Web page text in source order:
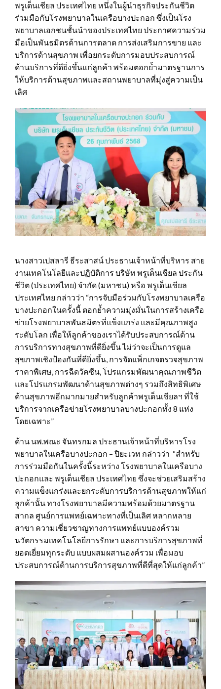
พรูเด็นเชียล ประเทศไทย หนึ่งในผู้นำธุรกิจประกันชีวิต
ร่วมมือกับโรงพยาบาลในเครือบางปะกอก ซึ่งเป็นโรง
พยาบาลเอกชนชั้นนำของประเทศไทย ประกาศความร่วม
มือเป็นพันธมิตรด้านการตลาด การส่งเสริมการขาย และ
บริการด้านสุขภาพ เพื่อยกระดับการมอบประสบการณ์
ด้านบริการที่ดียิ่งขึ้นแก่ลูกค้า พร้อมตอกย้ำมาตรฐานการ
ให้บริการด้านสุขภาพและสถานพยาบาลที่มุ่งสู่ความเป็น
เลิศ
นางสาวเปสลารี ธีระสาสน์ ประธานเจ้าหน้าที่บริหาร สาย
งานเทคโนโลยีและปฏิบัติการ บริษัท พรูเด็นเชียล ประกัน
ชีวิต (ประเทศไทย) จำกัด (มหาชน) หรือ พรูเด็นเชียล
ประเทศไทย กล่าวว่า “การจับมือร่วมกับโรงพยาบาลเครือ
บางปะกอกในครั้งนี้ ตอกย้ำความมุ่งมั่นในการสร้างเครือ
ข่ายโรงพยาบาลพันธมิตรที่แข็งแกร่ง และมีคุณภาพสูง
ระดับโลก เพื่อให้ลูกค้าของเราได้รับประสบการณ์ด้าน
การบริการทางสุขภาพที่ดียิ่งขึ้น ไม่ว่าจะเป็นการดูแล
สุขภาพเชิงป้องกันที่ดียิ่งขึ้น, การจัดแพ็กเกจตรวจสุขภาพ
ราคาพิเศษ, การฉีดวัคซีน, โปรแกรมพัฒนาคุณภาพชีวิต
และโปรแกรมพัฒนาด้านสุขภาพต่างๆ รวมถึงสิทธิพิเศษ
ด้านสุขภาพอีกมากมายสำหรับลูกค้าพรูเด็นเชียลฯ ที่ใช้
บริการจากเครือข่ายโรงพยาบาลบางปะกอกทั้ง 8 แห่ง
โดยเฉพาะ”
ด้าน นพ.พณะ จันทรกมล ประธานเจ้าหน้าที่บริหารโรง
พยาบาลในเครือบางปะกอก – ปิยะเวท กล่าวว่า “สำหรับ
การร่วมมือกันในครั้งนี้ระหว่าง โรงพยาบาลในเครือบาง
ปะกอกและ พรูเด็นเชียล ประเทศไทย ซึ่งจะช่วยเสริมสร้าง
ความแข็งแกร่งและยกระดับการบริการด้านสุขภาพให้แก่
ลูกค้านั้น ทางโรงพยาบาลมีความพร้อมด้วยมาตรฐาน
สากล ศูนย์การแพทย์เฉพาะทางที่เป็นเลิศ หลากหลาย
สาขา ความเชี่ยวชาญทางการแพทย์แบบองค์รวม
นวัตกรรมเทคโนโลยีการรักษา และการบริการสุขภาพที่
ยอดเยี่ยมทุกระดับ แบบผสมผสานองค์รวม เพื่อมอบ
ประสบการณ์ด้านการบริการสุขภาพที่ดีที่สุดให้แก่ลูกค้า”